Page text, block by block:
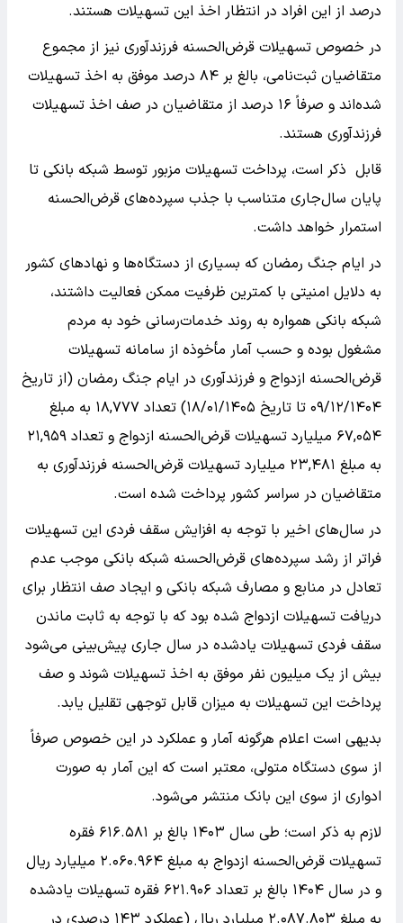
درصد از این افراد در انتظار اخذ این تسهیلات هستند.
در خصوص تسهیلات قرض‌الحسنه فرزندآوری نیز از مجموع
متقاضیان ثبت‌نامی، بالغ بر ۸۴ درصد موفق به اخذ تسهیلات
شده‌اند و صرفاً ۱۶ درصد از متقاضیان در صف اخذ تسهیلات
فرزندآوری هستند.
قابل ذکر است، پرداخت تسهیلات مزبور توسط شبکه بانکی تا
پایان سال‌جاری متناسب با جذب سپرده‌های قرض‌الحسنه
استمرار خواهد داشت.
در ایام جنگ رمضان که بسیاری از دستگاه‌ها و نهادهای کشور
به دلایل امنیتی با کمترین ظرفیت ممکن فعالیت داشتند،
شبکه بانکی همواره به روند خدمات‌رسانی خود به مردم
مشغول بوده و حسب آمار مأخوذه از سامانه تسهیلات
قرض‌الحسنه ازدواج و فرزندآوری در ایام جنگ رمضان (از تاریخ
۰۹‌‌‌‌‌/۱۲‌‌‌‌‌/۱۴۰۴ تا تاریخ ۱۸‌‌‌‌‌/۰۱‌‌‌‌‌/۱۴۰۵) تعداد ۱۸,۷۷۷ به مبلغ
۶۷,۰۵۴ میلیارد تسهیلات قرض‌الحسنه ازدواج و تعداد ۲۱,۹۵۹
به مبلغ ۲۳,۴۸۱ میلیارد تسهیلات قرض‌الحسنه فرزندآوری به
متقاضیان در سراسر کشور پرداخت شده است.
در سال‌های اخیر با توجه به افزایش سقف فردی این تسهیلات
فراتر از رشد سپرده‌های قرض‌الحسنه شبکه بانکی موجب عدم
تعادل در منابع و مصارف شبکه بانکی و ایجاد صف انتظار برای
دریافت تسهیلات ازدواج شده بود که با توجه به ثابت ماندن
سقف فردی تسهیلات یادشده در سال جاری پیش‌بینی می‌شود
بیش از یک میلیون نفر موفق به اخذ تسهیلات شوند و صف
پرداخت این تسهیلات به میزان قابل توجهی تقلیل یابد.
بدیهی است اعلام هرگونه آمار و عملکرد در این خصوص صرفاً
از سوی دستگاه متولی، معتبر است که این آمار به صورت
ادواری از سوی این بانک منتشر می‌شود.
لازم به ذکر است؛ طی سال ۱۴۰۳ بالغ بر ۶۱۶.۵۸۱ فقره
تسهیلات قرض‌الحسنه ازدواج به مبلغ ۲.۰۶۰.۹۶۴ میلیارد ریال
و در سال ۱۴۰۴ بالغ بر تعداد ۶۲۱.۹۰۶ فقره تسهیلات یادشده